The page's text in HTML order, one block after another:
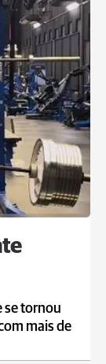
se tornou
mais de